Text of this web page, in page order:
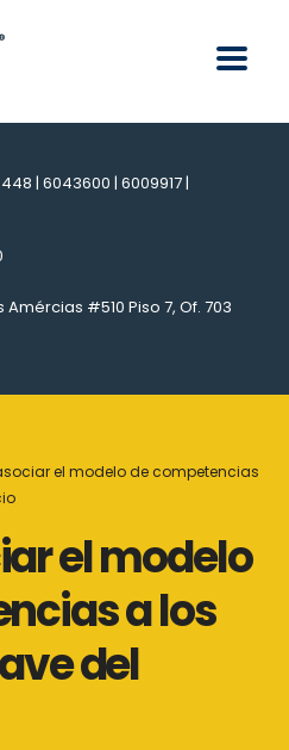
| 6043600 | 6009917 |
Amércias #510 Piso 7, Of. 703
el modelo de competencias
el modelo
a los
del